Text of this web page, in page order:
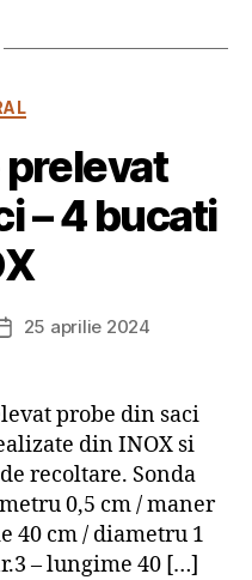
– 4 bucati
Dată25 aprilie 2024
probe din saci
din INOX si
recoltare. Sonda
0,5 cm / maner
40 cm / diametru 1
– lungime 40 […]